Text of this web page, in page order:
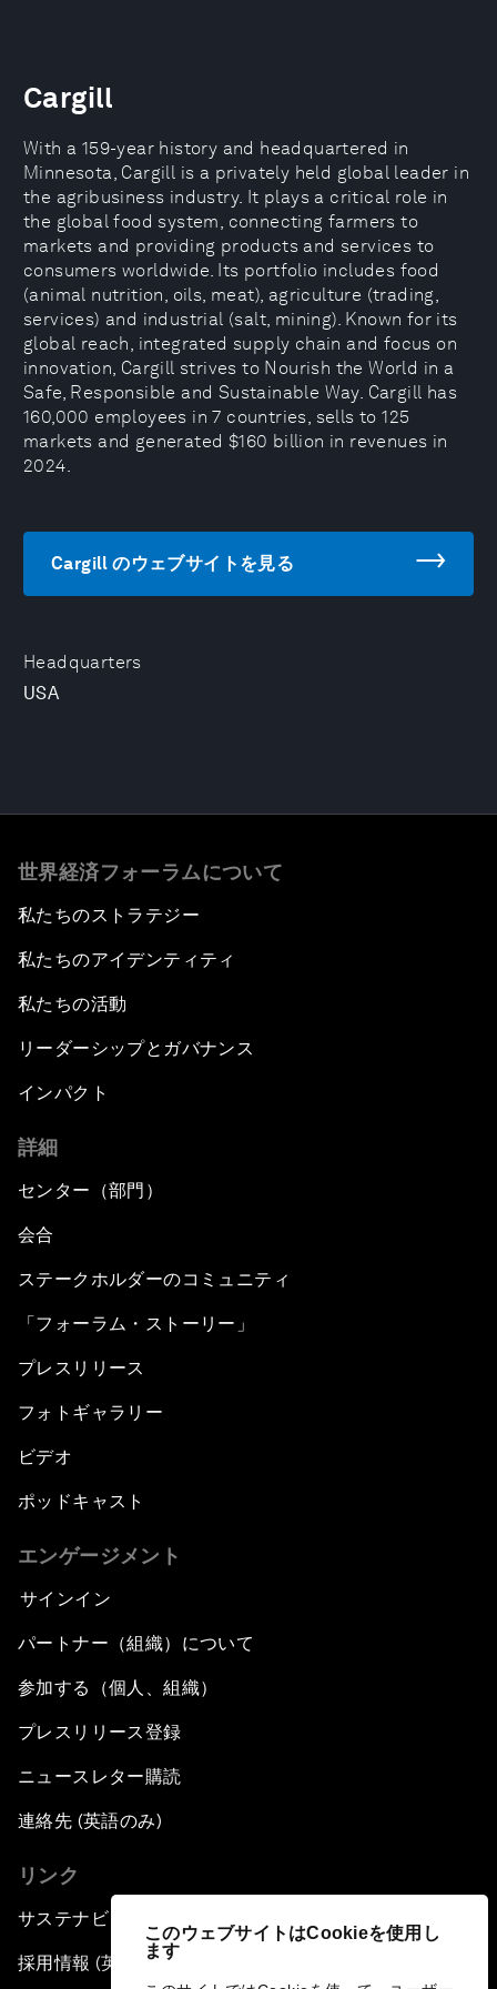
このウェブサイトはCookieを使用し
ます
Headquarters
USA
Cargill
With a 159-year history and headquartered in
Minnesota, Cargill is a privately held global leader in
the agribusiness industry. It plays a critical role in
the global food system, connecting farmers to
markets and providing products and services to
consumers worldwide. Its portfolio includes food
(animal nutrition, oils, meat), agriculture (trading,
services) and industrial (salt, mining). Known for its
global reach, integrated supply chain and focus on
innovation, Cargill strives to Nourish the World in a
Safe, Responsible and Sustainable Way. Cargill has
160,000 employees in 7 countries, sells to 125
markets and generated $160 billion in revenues in
2024.
Cargill のウェブサイトを見る
世界経済フォーラムについて
私たちのストラテジー
私たちのアイデンティティ
私たちの活動
リーダーシップとガバナンス
インパクト
詳細
センター（部門）
会合
ステークホルダーのコミュニティ
「フォーラム・ストーリー」
プレスリリース
フォトギャラリー
ビデオ
ポッドキャスト
エンゲージメント
サインイン
パートナー（組織）について
参加する（個人、組織）
プレスリリース登録
ニュースレター購読
連絡先 (英語のみ)
リンク
サステナビリティへの取り組み
採用情報 (英語のみ)